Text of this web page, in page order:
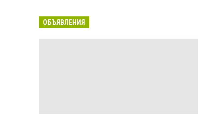
ОБЪЯВЛЕНИЯ